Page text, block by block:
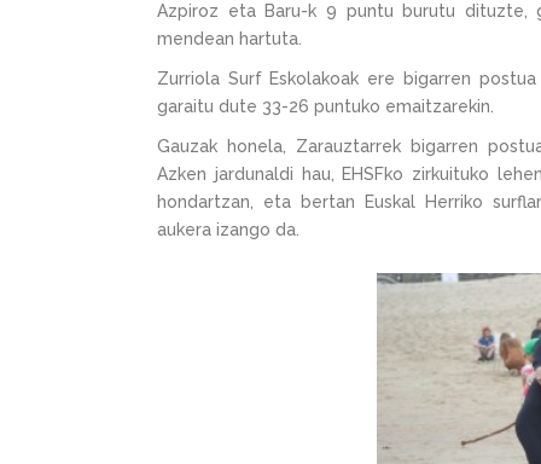
Azpiroz eta Baru-k 9 puntu burutu dituzte,
mendean hartuta.
Zurriola Surf Eskolakoak ere bigarren
garaitu dute 33-26 puntuko emaitzarekin.
Gauzak honela, Zarauztarrek bigarren
Azken jardunaldi hau, EHSFko zirkuituko
hondartzan, eta bertan Euskal Herriko
aukera izango da.